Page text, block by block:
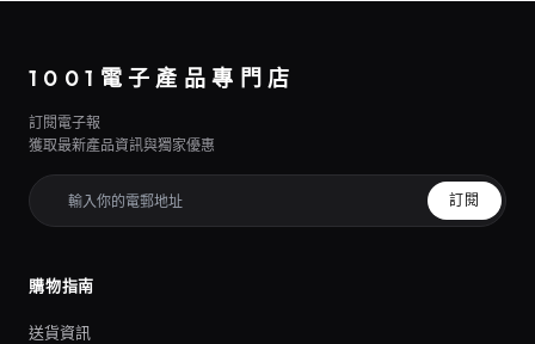
1001電子產品專門店
訂閱電子報
獲取最新產品資訊與獨家優惠
訂閱
購物指南
送貨資訊